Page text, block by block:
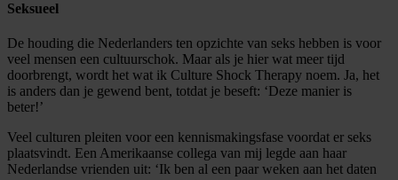
Seksueel
De houding die Nederlanders ten opzichte van seks hebben is voor
veel mensen een cultuurschok. Maar als je hier wat meer tijd
doorbrengt, wordt het wat ik Culture Shock Therapy noem. Ja, het
is anders dan je gewend bent, totdat je beseft: ‘Deze manier is
beter!’
Veel culturen pleiten voor een kennismakingsfase voordat er seks
plaatsvindt. Een Amerikaanse collega van mij legde aan haar
Nederlandse vrienden uit: ‘Ik ben al een paar weken aan het daten